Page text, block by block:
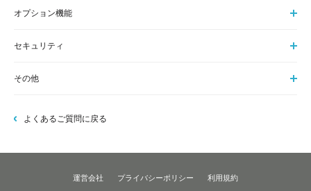
オプション機能
セキュリティ
その他
よくあるご質問に戻る
運営会社 プライバシーポリシー 利用規約